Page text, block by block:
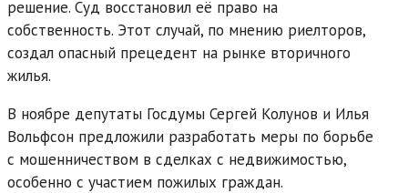
решение. Суд восстановил её право на
собственность. Этот случай, по мнению риелторов,
создал опасный прецедент на рынке вторичного
жилья.
В ноябре депутаты Госдумы Сергей Колунов и Илья
Вольфсон предложили разработать меры по борьбе
с мошенничеством в сделках с недвижимостью,
особенно с участием пожилых граждан.